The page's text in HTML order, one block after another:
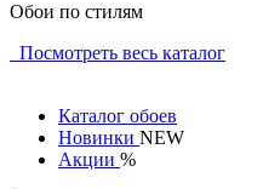
Обои по стилям
Посмотреть весь каталог
Каталог обоев
Новинки NEW
Акции %